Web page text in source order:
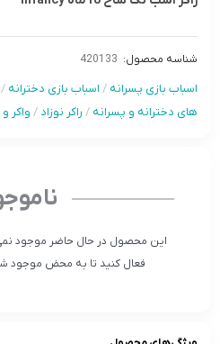
شناسه محصول: 420133
اسباب بازی پسرانه / اسباب بازی دخترانه /
های دخترانه و پسرانه / راکر نوزاد / واکر
این محصول در حال حاضر موجود نمی
فعال کنید تا به محض موجود